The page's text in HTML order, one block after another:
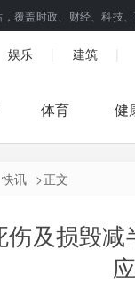
覆盖时政、财经、科技
娱乐 建筑
体育 健
快讯 >正文
伤及损毁